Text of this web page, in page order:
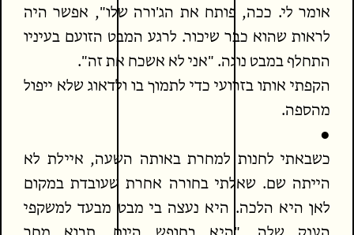
אומר לי. ככה, פותח את הג'ורה שלו", אפשר היה
לראות שהוא כבר שיכור. לרגע המבט הזועם בעיניו
התחלף במבט נוגה. "אני לא אשכח את זה".
הקפתי אותו בזרועי כדי לתמוך בו ולדאוג שלא ייפול
מהספה.
●
כשבאתי לחנות למחרת באותה השעה, איילת לא
הייתה שם. שאלתי בחורה אחרת שעובדת במקום
לאן היא הלכה. היא נעצה בי מבט מבעד למשקפי